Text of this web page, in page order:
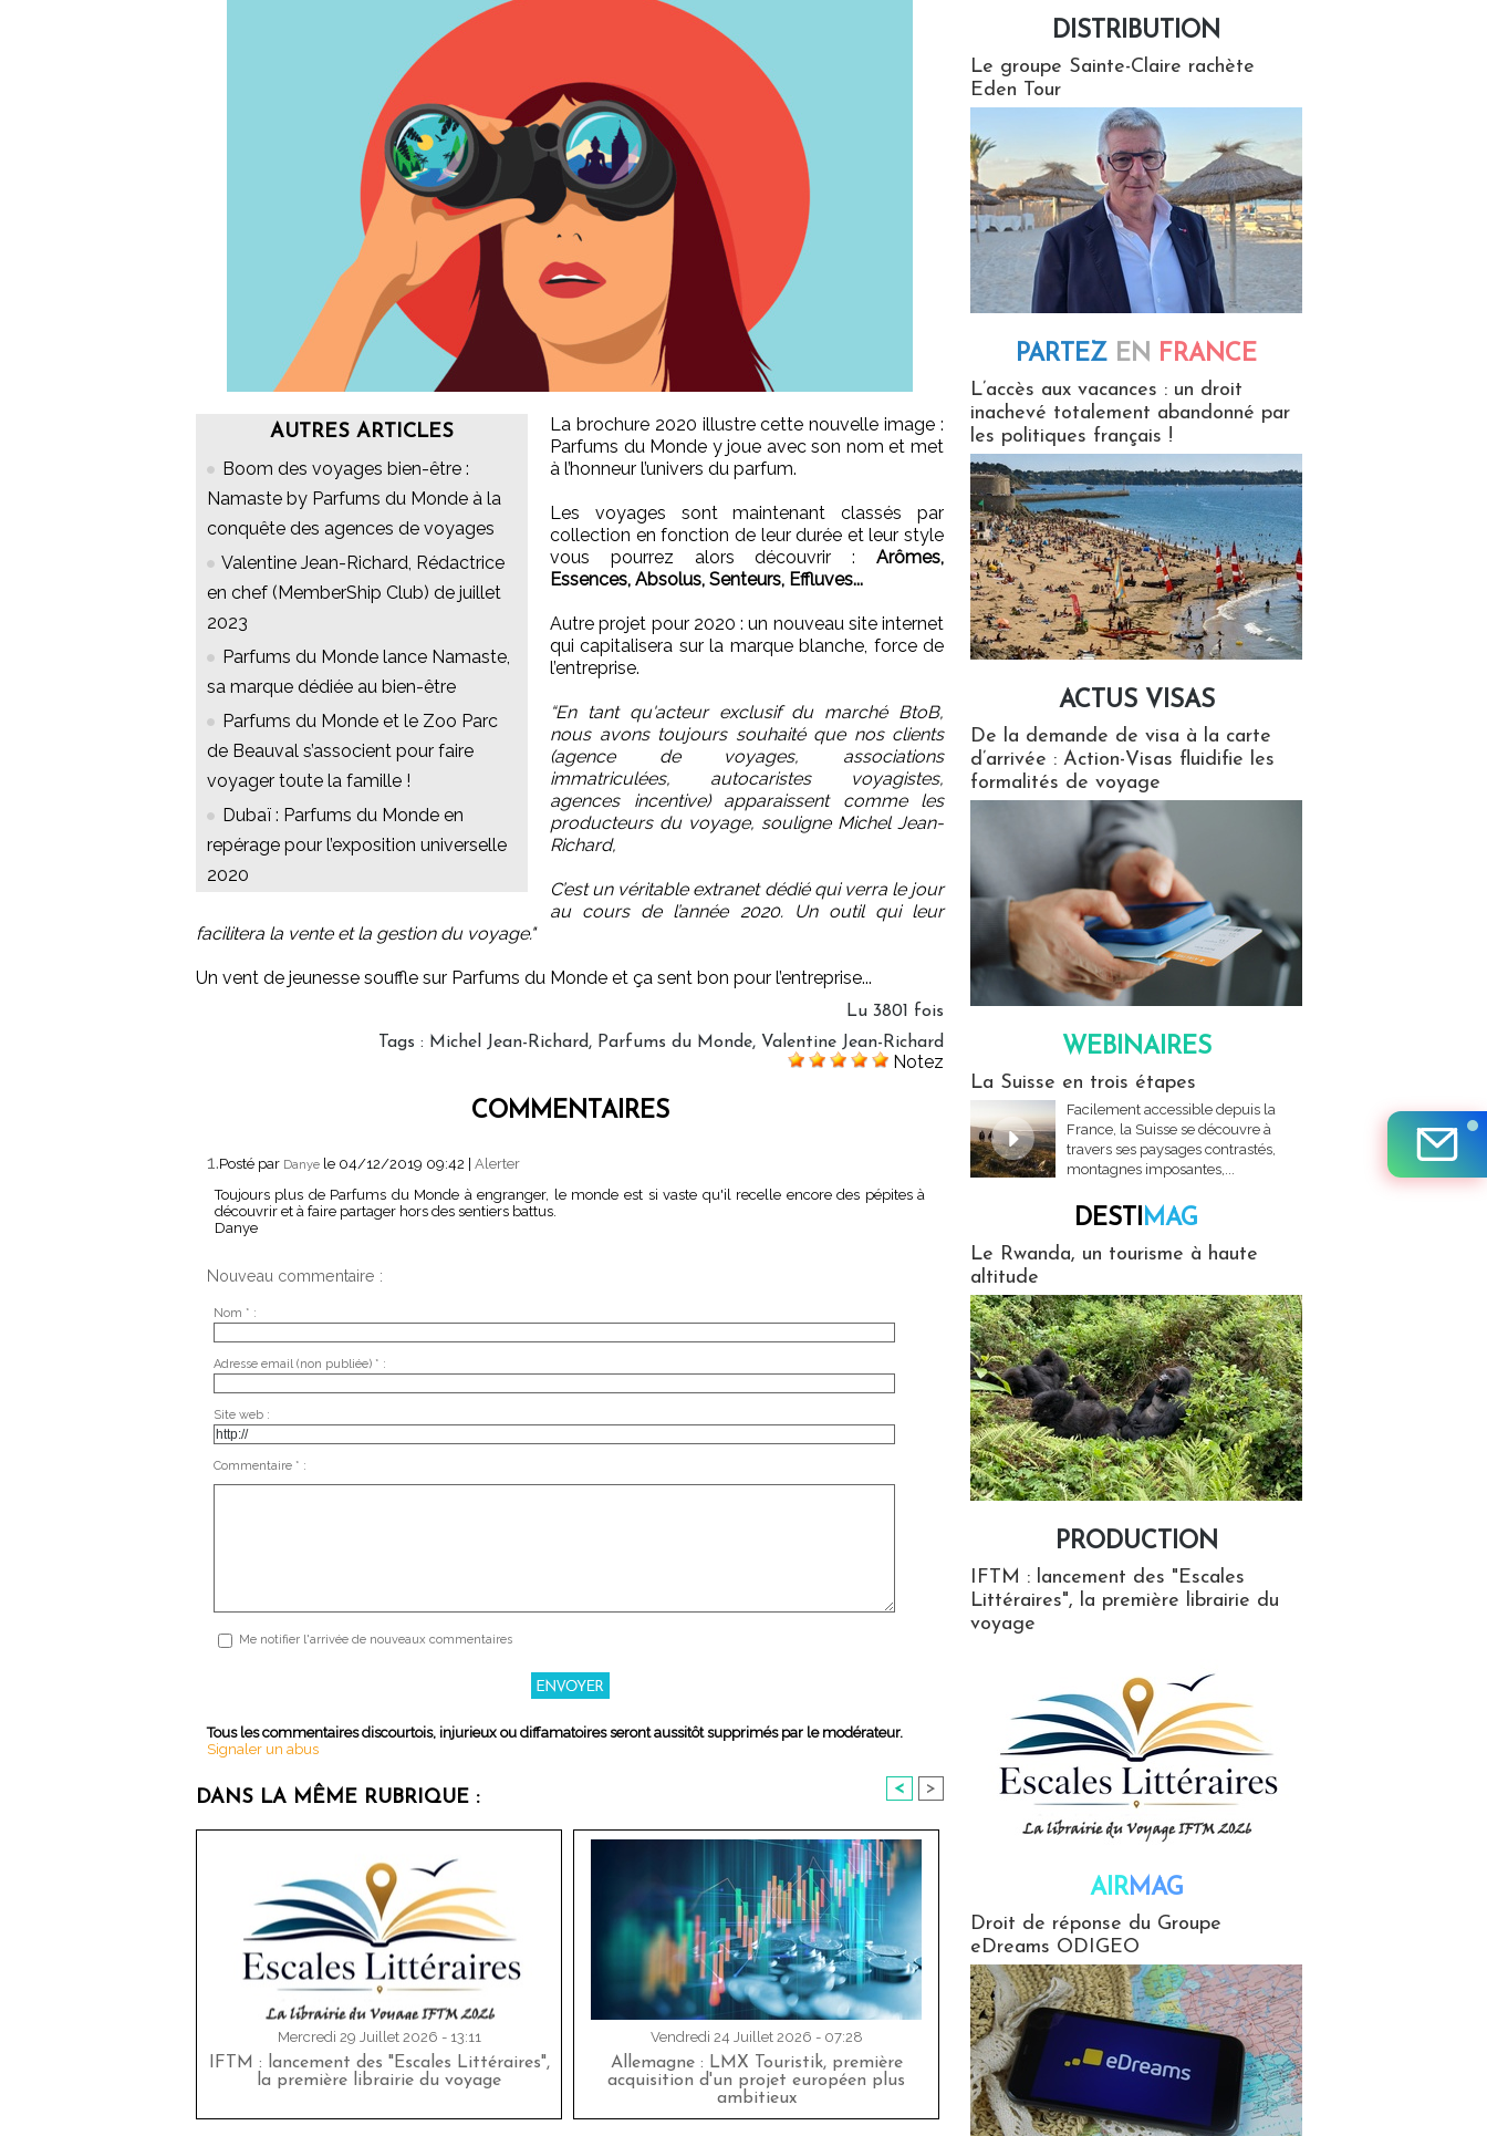
AUTRES ARTICLES
Boom des voyages bien-être :
Namaste by Parfums du Monde à la
conquête des agences de voyages
Valentine Jean-Richard, Rédactrice
en chef (MemberShip Club) de juillet
2023
Parfums du Monde lance Namaste,
sa marque dédiée au bien-être
Parfums du Monde et le Zoo Parc
de Beauval s’associent pour faire
voyager toute la famille !
Dubaï : Parfums du Monde en
repérage pour l’exposition universelle
2020
La brochure 2020 illustre cette nouvelle image :
Parfums du Monde y joue avec son nom et met
à l’honneur l’univers du parfum.
Les voyages sont maintenant classés par
collection en fonction de leur durée et leur style
vous pourrez alors découvrir : Arômes,
Essences, Absolus, Senteurs, Effluves...
Autre projet pour 2020 : un nouveau site internet
qui capitalisera sur la marque blanche, force de
l’entreprise.
“En tant qu'acteur exclusif du marché BtoB,
nous avons toujours souhaité que nos clients
(agence de voyages, associations
immatriculées, autocaristes voyagistes,
agences incentive) apparaissent comme les
producteurs du voyage, souligne Michel Jean-
Richard,
C’est un véritable extranet dédié qui verra le jour
au cours de l’année 2020. Un outil qui leur
facilitera la vente et la gestion du voyage."
Un vent de jeunesse souffle sur Parfums du Monde et ça sent bon pour l’entreprise...
Lu 3801 fois
Tags : Michel Jean-Richard, Parfums du Monde, Valentine Jean-Richard
Notez
COMMENTAIRES
1.Posté par Danye le 04/12/2019 09:42
Alerter
Toujours plus de Parfums du Monde à engranger, le monde est si vaste qu'il recelle encore des pépites à
découvrir et à faire partager hors des sentiers battus.
Danye
Nouveau commentaire :
Nom * :
Adresse email (non publiée) * :
Site web :
Commentaire * :
Me notifier l'arrivée de nouveaux commentaires
Tous les commentaires discourtois, injurieux ou diffamatoires seront aussitôt supprimés par le modérateur.
Signaler un abus
DANS LA MÊME RUBRIQUE : < >
Mercredi 29 Juillet 2026 - 13:11
IFTM : lancement des "Escales Littéraires",
la première librairie du voyage
Vendredi 24 Juillet 2026 - 07:28
Allemagne : LMX Touristik, première
acquisition d'un projet européen plus
ambitieux
DISTRIBUTION
Le groupe Sainte-Claire rachète
Eden Tour
PARTEZ EN FRANCE
L’accès aux vacances : un droit
inachevé totalement abandonné par
les politiques français !
ACTUS VISAS
De la demande de visa à la carte
d’arrivée : Action-Visas fluidifie les
formalités de voyage
WEBINAIRES
La Suisse en trois étapes
Facilement accessible depuis la
France, la Suisse se découvre à
travers ses paysages contrastés,
montagnes imposantes,...
DESTIMAG
Le Rwanda, un tourisme à haute
altitude
PRODUCTION
IFTM : lancement des "Escales
Littéraires", la première librairie du
voyage
AIRMAG
Droit de réponse du Groupe
eDreams ODIGEO